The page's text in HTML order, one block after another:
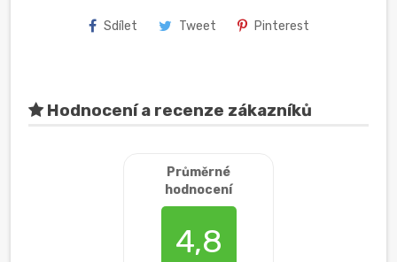
Sdílet Tweet Pinterest
Hodnocení a recenze zákazníků
Průměrné
hodnocení
4,8